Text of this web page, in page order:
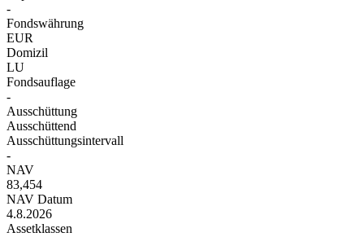
-
Fondswährung
EUR
Domizil
LU
Fondsauflage
-
Ausschüttung
Ausschüttend
Ausschüttungsintervall
-
NAV
83,454
NAV Datum
4.8.2026
Assetklassen